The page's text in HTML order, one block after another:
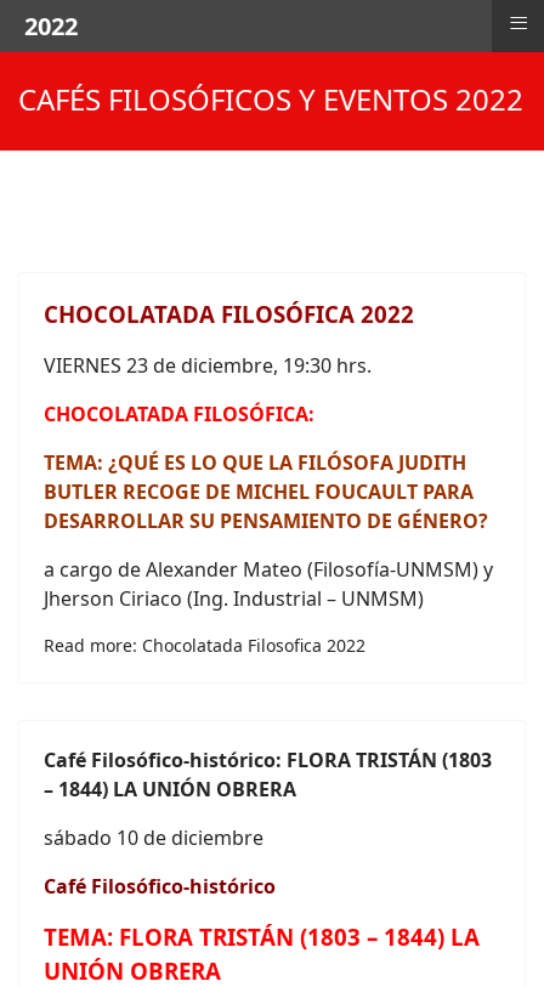
CAFÉS FILOSÓFICOS Y EVENTOS 2022
CHOCOLATADA FILOSÓFICA 2022
VIERNES 23 de diciembre, 19:30 hrs.
CHOCOLATADA FILOSÓFICA:
TEMA: ¿QUÉ ES LO QUE LA FILÓSOFA JUDITH
BUTLER RECOGE DE MICHEL FOUCAULT PARA
DESARROLLAR SU PENSAMIENTO DE GÉNERO?
a cargo de Alexander Mateo (Filosofía-UNMSM) y
Jherson Ciriaco (Ing. Industrial – UNMSM)
Read more: Chocolatada Filosofica 2022
Café Filosófico-histórico: FLORA TRISTÁN (1803
– 1844) LA UNIÓN OBRERA
sábado 10 de diciembre
Café Filosófico-histórico
TEMA: FLORA TRISTÁN (1803 – 1844) LA
UNIÓN OBRERA
2022 ≡